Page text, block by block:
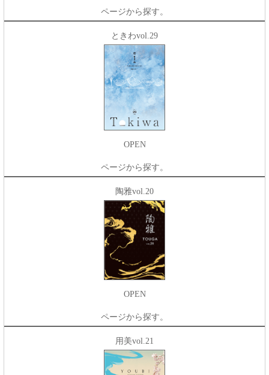
ページから探す。
ときわvol.29
OPEN
ページから探す。
陶雅vol.20
OPEN
ページから探す。
用美vol.21